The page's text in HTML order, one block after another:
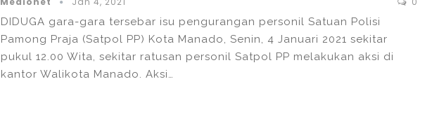
DIDUGA gara-gara tersebar isu pengurangan personil Satuan Polisi
Pamong Praja (Satpol PP) Kota Manado, Senin, 4 Januari 2021 sekitar
pukul 12.00 Wita, sekitar ratusan personil Satpol PP melakukan aksi di
kantor Walikota Manado. Aksi…